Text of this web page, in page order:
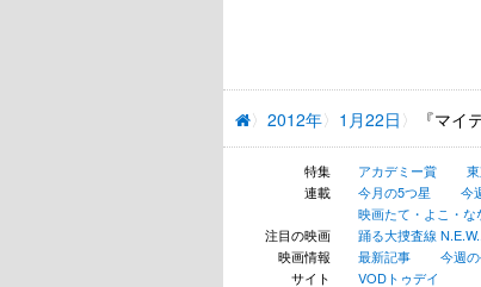
2012年 1月22日 『マ
特集 アカデミー賞
連載
今月の5つ星 今
映画たて・よこ・な
注目の映画
踊る大捜査線
映画情報
最新記事 今週
サイト
VODトゥデイ